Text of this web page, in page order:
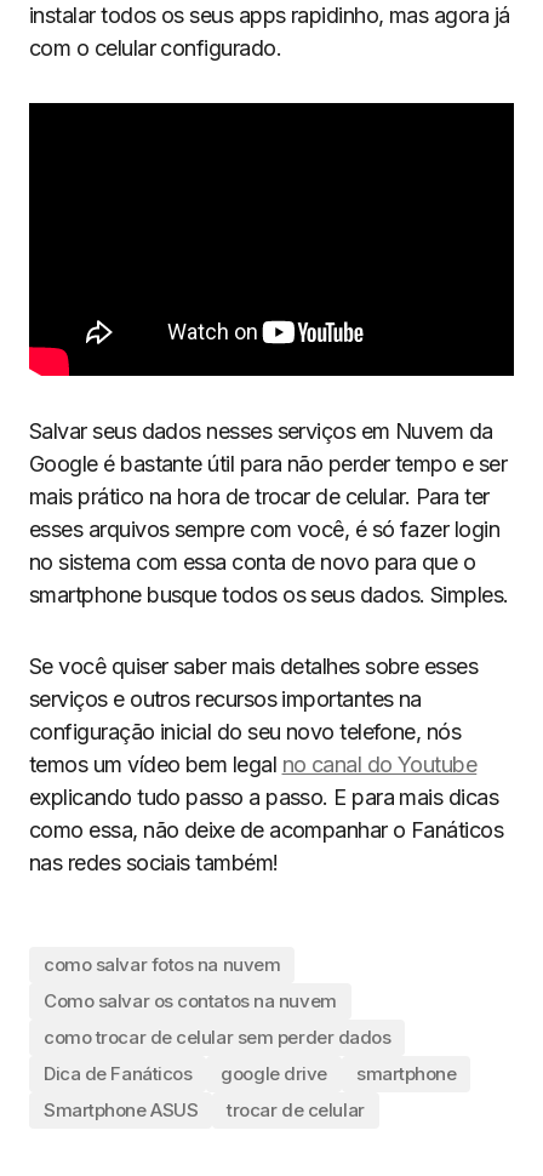
instalar todos os seus apps rapidinho, mas agora já
com o celular configurado.
Salvar seus dados nesses serviços em Nuvem da
Google é bastante útil para não perder tempo e ser
mais prático na hora de trocar de celular. Para ter
esses arquivos sempre com você, é só fazer login
no sistema com essa conta de novo para que o
smartphone busque todos os seus dados. Simples.
Se você quiser saber mais detalhes sobre esses
serviços e outros recursos importantes na
configuração inicial do seu novo telefone, nós
temos um vídeo bem legal no canal do Youtube
explicando tudo passo a passo. E para mais dicas
como essa, não deixe de acompanhar o Fanáticos
nas redes sociais também!
como salvar fotos na nuvem
Como salvar os contatos na nuvem
como trocar de celular sem perder dados
Dica de Fanáticos
google drive
smartphone
Smartphone ASUS
trocar de celular